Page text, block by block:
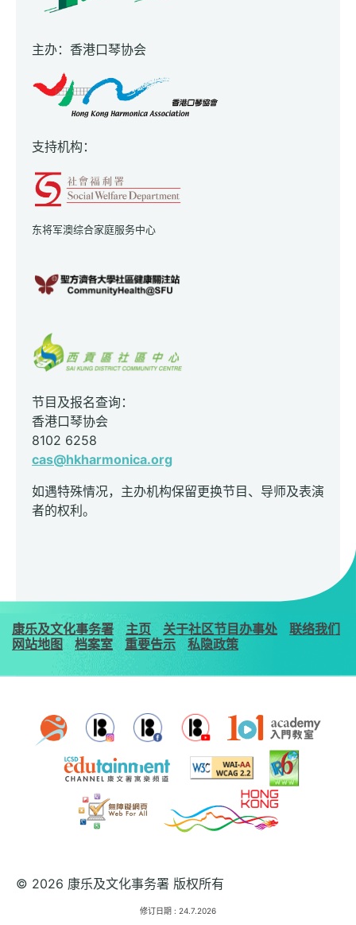
主办：香港口琴协会
支持机构：
东将军澳综合家庭服务中心
节目及报名查询：
香港口琴协会
8102 6258
cas@hkharmonica.org
如遇特殊情况，主办机构保留更换节目、导师及表演
者的权利。
康乐及文化事务署 主页 关于社区节目办事处
联络我们
网站地图
档案室 重要告示 私隐政策
© 2026 康乐及文化事务署 版权所有
修订日期 : 24.7.2026